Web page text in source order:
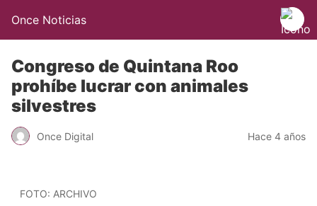
Once Noticias
Congreso de Quintana Roo
prohíbe lucrar con animales
silvestres
Once Digital Hace 4 años
FOTO: ARCHIVO